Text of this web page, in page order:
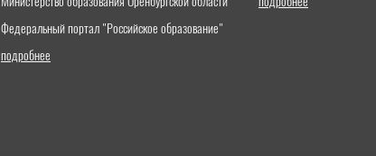
Федеральный портал "Российское образование"
подробнее